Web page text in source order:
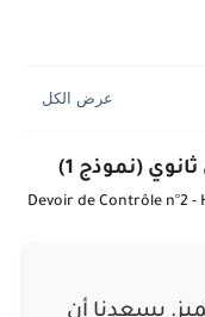
Devoir de Contrôle n°2 -